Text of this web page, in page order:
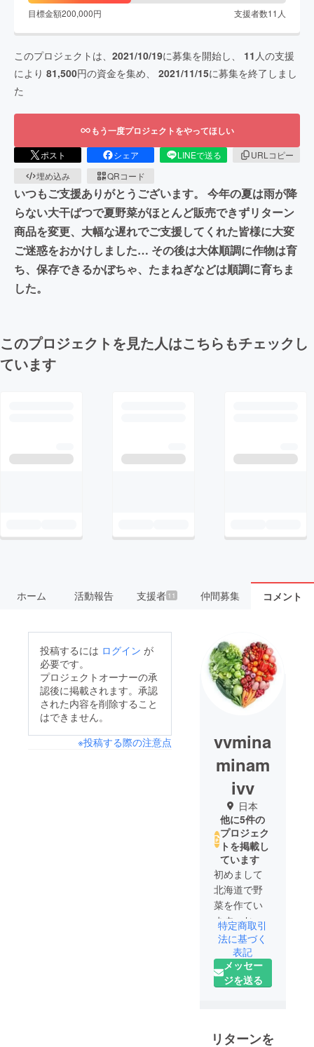
目標金額200,000円 支援者数11 人
このプロジェクトは、 2021/10/19に募集を開始し、 11 人の支援
により 81,500円の資金を集め、 2021/11/15に募集を終了しまし
た
もう一度プロジェクトをやってほしい
ポスト シェア LINEで送る
URLコピー
埋め込み
QRコード
いつもご支援ありがとうございます。 今年の夏は雨が降
らない大干ばつで夏野菜がほとんど販売できずリターン
商品を変更、大幅な遅れでご支援してくれた皆様に大変
ご迷惑をおかけしました… その後は大体順調に作物は育
ち、保存できるかぼちゃ、たまねぎなどは順調に育ちま
した。
このプロジェクトを見た人はこちらもチェックし
ています
ホーム 活動報告 支援者 11 仲間募集 コメント
投稿するには ログイン が
必要です。
プロジェクトオーナーの承
認後に掲載されます。承認
された内容を削除すること
はできません。
※投稿する際の注意点
vvmina
minam
ivv
日本
他に5件の
プロジェク
トを掲載し
ています
初めまして
北海道で野
菜を作てい
ます、お野
菜ファーム
（みなみで
す）
北海道の道
ニトマトを
特定商取引
法に基づく
表記
メッセー
ジを送る
リターンを